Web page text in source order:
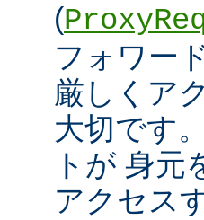
(
フォワー
厳しくア
大切です
トが 身
アクセス